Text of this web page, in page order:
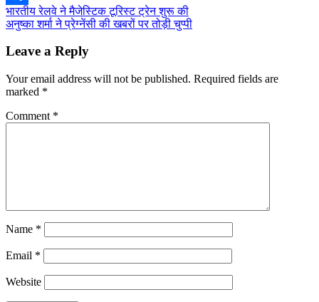
Share
Post
navigation
भारतीय रेलवे ने मैजेस्टिक टूरिस्ट ट्रेन शुरू की
अनुष्का शर्मा ने प्रेग्नेंसी की खबरों पर तोड़ी चुप्पी
Leave a Reply
Your email address will not be published. Required fields are
marked *
Comment *
Name *
Email *
Website